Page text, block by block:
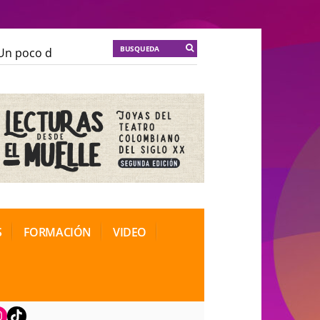
poco de locura para la cordura
Soma
de Teatro Rosa
FORMACIÓN VIDEO
TikTok